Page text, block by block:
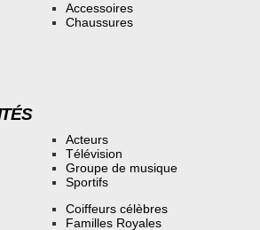
Accessoires
Chaussures
Acteurs
Télévision
Groupe de musique
Sportifs
Coiffeurs célèbres
Familles Royales